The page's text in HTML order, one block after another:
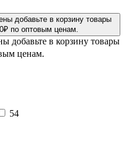
добавьте в корзину товары
ценам.
54